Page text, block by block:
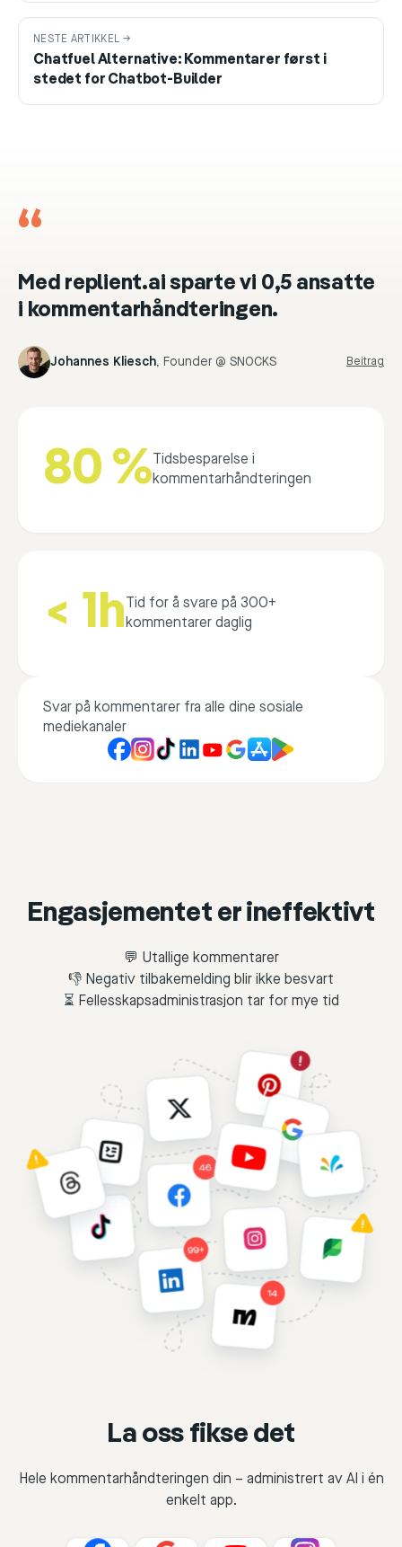
NESTE ARTIKKEL →
Chatfuel Alternative: Kommentarer først i
stedet for Chatbot-Builder
“
Med replient.ai sparte vi 0,5 ansatte
i kommentarhåndteringen.
Johannes Kliesch, Founder @ SNOCKS Beitrag
80 %Tidsbesparelse i
kommentarhåndteringen
< 1hTid for å svare på 300+
kommentarer daglig
Svar på kommentarer fra alle dine sosiale
mediekanaler
Engasjementet er ineffektivt
💬 Utallige kommentarer
👎 Negativ tilbakemelding blir ikke besvart
⏳ Fellesskapsadministrasjon tar for mye tid
La oss fikse det
Hele kommentarhåndteringen din – administrert av AI i én
enkelt app.